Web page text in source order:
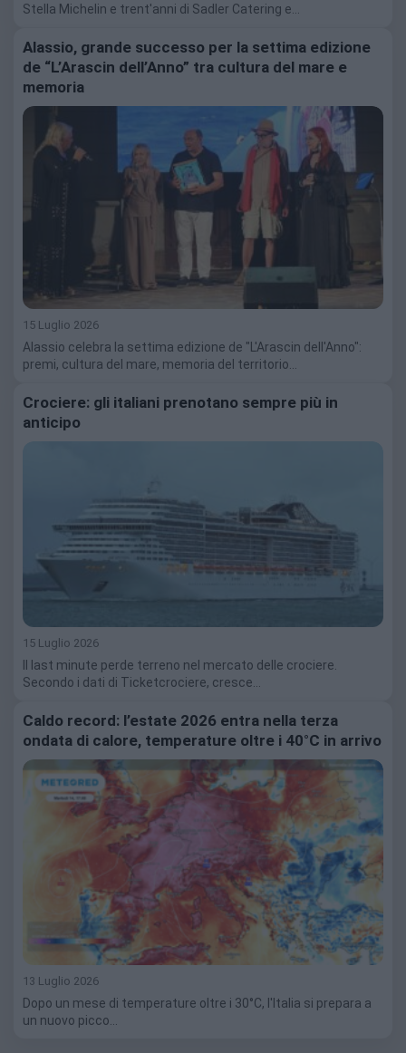
Stella Michelin e trent'anni di Sadler Catering e…
Alassio, grande successo per la settima edizione
de “L’Arascin dell’Anno” tra cultura del mare e
memoria
15 Luglio 2026
Alassio celebra la settima edizione de "L'Arascin dell'Anno":
premi, cultura del mare, memoria del territorio…
Crociere: gli italiani prenotano sempre più in
anticipo
15 Luglio 2026
Il last minute perde terreno nel mercato delle crociere.
Secondo i dati di Ticketcrociere, cresce…
Caldo record: l’estate 2026 entra nella terza
ondata di calore, temperature oltre i 40°C in arrivo
13 Luglio 2026
Dopo un mese di temperature oltre i 30°C, l'Italia si prepara a
un nuovo picco…